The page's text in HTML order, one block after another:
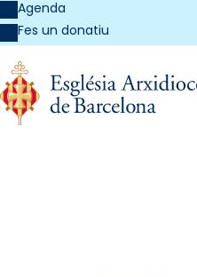
Agenda
Fes un donatiu